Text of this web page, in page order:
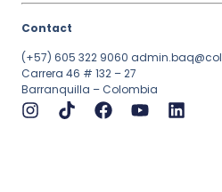
Contact
(+57) 605 322 9060
Carrera 46 # 132 – 27
Barranquilla – Colombia